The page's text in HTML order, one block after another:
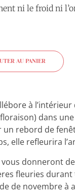
ni le froid ni
AU PANIER
à
dans
un rebord de
elle refleurira
donneront
fleuries durant
de novembre à